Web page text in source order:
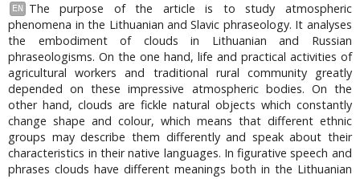
EN
The purpose of the article is to study atmospheric
phenomena in the Lithuanian and Slavic phraseology. It analyses
the embodiment of clouds in Lithuanian and Russian
phraseologisms. On the one hand, life and practical activities of
agricultural workers and traditional rural community greatly
depended on these impressive atmospheric bodies. On the
other hand, clouds are fickle natural objects which constantly
change shape and colour, which means that different ethnic
groups may describe them differently and speak about their
characteristics in their native languages. In figurative speech and
phrases clouds have different meanings both in the Lithuanian